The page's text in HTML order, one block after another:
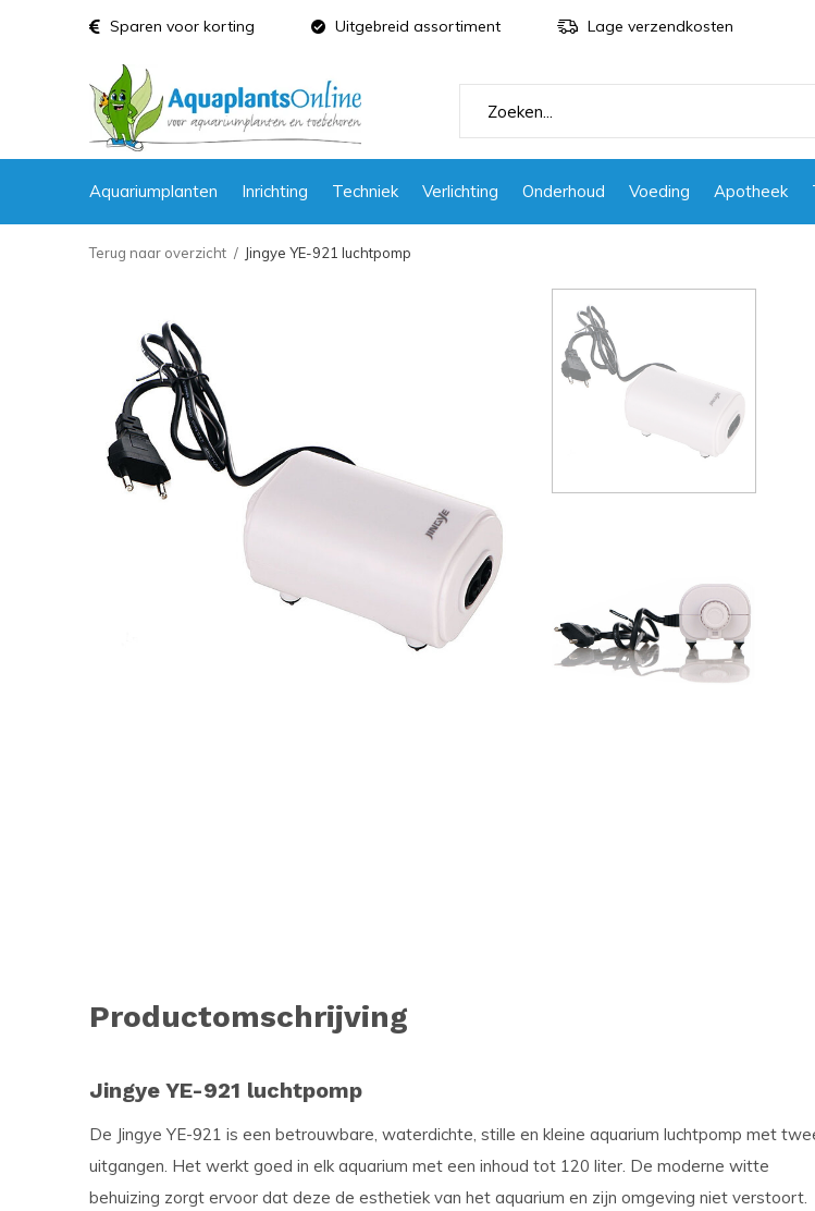
Aquariumplanten Inrichting Techniek Verlichting Onderhoud Voeding Apotheek
Sparen voor korting Uitgebreid assortiment Lage verzendkosten
Terug naar overzicht Jingye YE-921 luchtpomp
Productomschrijving
Jingye YE-921 luchtpomp
De Jingye YE-921 is een betrouwbare, waterdichte, stille en kleine aquarium luchtpomp met
uitgangen. Het werkt goed in elk aquarium met een inhoud tot 120 liter. De moderne witte
behuizing zorgt ervoor dat deze de esthetiek van het aquarium en zijn omgeving niet verstoort.